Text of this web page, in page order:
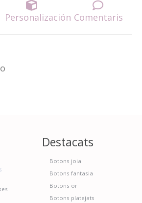
Personalización Comentaris
Destacats
Botons joia
Botons fantasia
Botons or
Botons platejats